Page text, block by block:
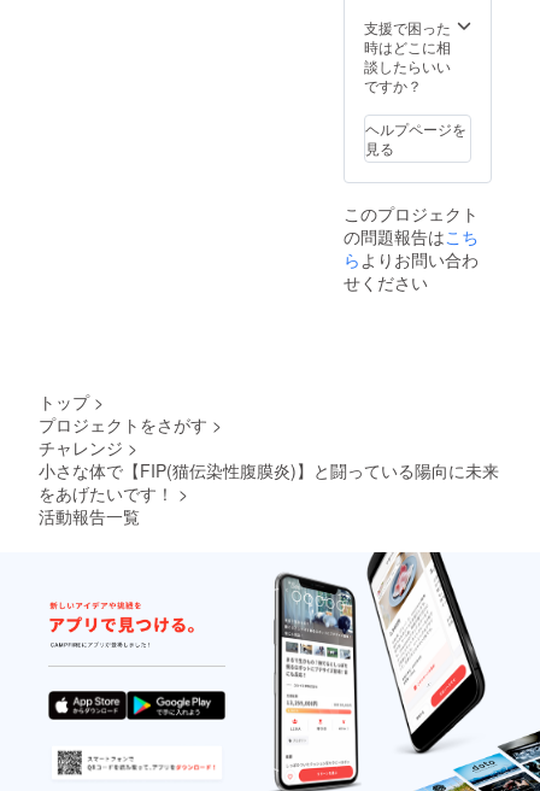
ずっと病院通いでペット保
険に入れなかったのでこん
なに助かるのかと、ペット
保険のありがたみをひしひ
は何回かありましたが陽向
自身が吐き戻すことは一度
もなかったので予備がどん
どん余りクラファンをやる
前に頭を捻って出した計算
てくれて本当にお利口で助
支援で困った
時はどこに相
談したらいい
ですか？
ヘルプページを
見る
このプロジェクト
の問題報告はこち
ら よりお問い合わ
せください
トップ >
プロジェクトをさがす >
チャレンジ >
小さな体で【FIP(猫伝染性腹膜炎)】と闘っている陽向に未来
をあげたいです！ >
活動報告一覧